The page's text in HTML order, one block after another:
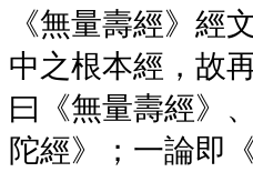
《無量壽經》經
中之根本經，故
曰《無量壽經》
陀經》；一論即